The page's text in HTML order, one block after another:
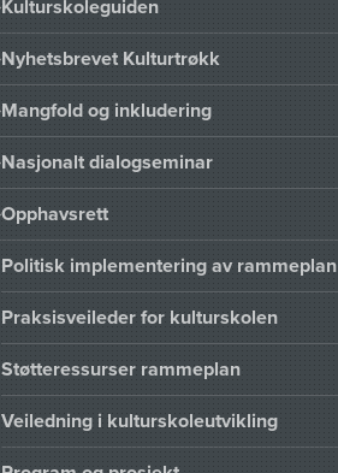
Kulturskoleguiden
Nyhetsbrevet Kulturtrøkk
Mangfold og inkludering
Nasjonalt dialogseminar
Opphavsrett
Politisk implementering av rammeplan
Praksisveileder for kulturskolen
Støtteressurser rammeplan
Veiledning i kulturskoleutvikling